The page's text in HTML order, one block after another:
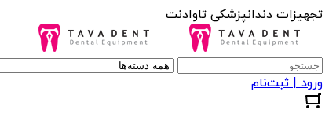
تجهیزات دندانپزشکی تاوادنت
ورود | ثبت‌نام